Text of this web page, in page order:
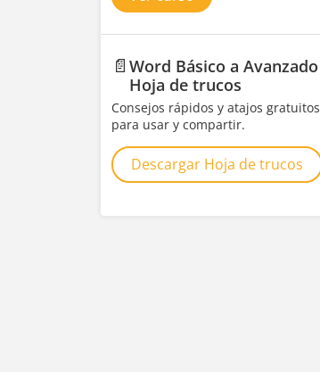
📄 Word Básico a Avanzado
Hoja de trucos
Consejos rápidos y atajos gratuitos
para usar y compartir.
Descargar Hoja de trucos